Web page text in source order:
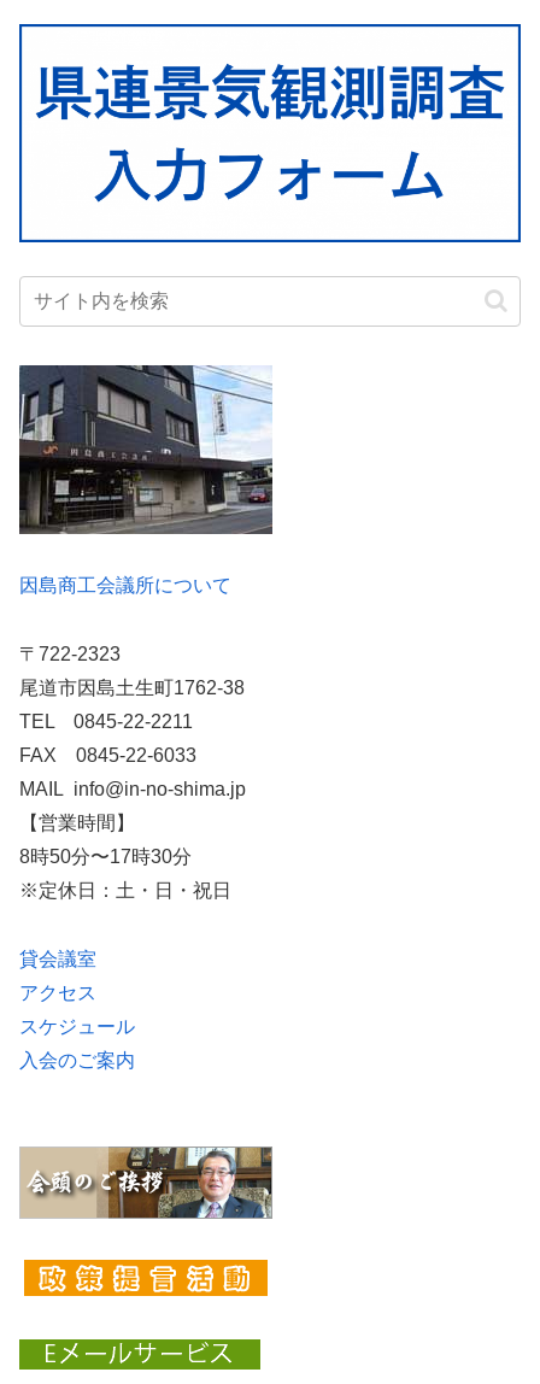
因島商工会議所について
〒722-2323
尾道市因島土生町1762-38
TEL 0845-22-2211
FAX 0845-22-6033
MAIL info@in-no-shima.jp
【営業時間】
8時50分〜17時30分
※定休日：土・日・祝日
貸会議室
アクセス
スケジュール
入会のご案内